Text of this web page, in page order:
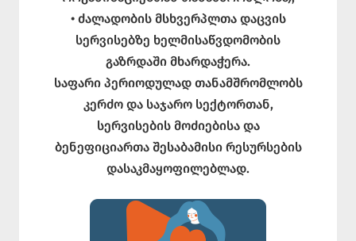
• ძალადობის მსხვერპლთა დაცვის
სერვისებზე ხელმისაწვდომობის
გაზრდაში მხარდაჭერა.
საფარი პერიოდულად თანამშრომლობს
კერძო და საჯარო სექტორთან,
სერვისების მოძიებისა და
ბენეფიციართა შესაბამისი რესურსების
დასაკმაყოფილებლად.